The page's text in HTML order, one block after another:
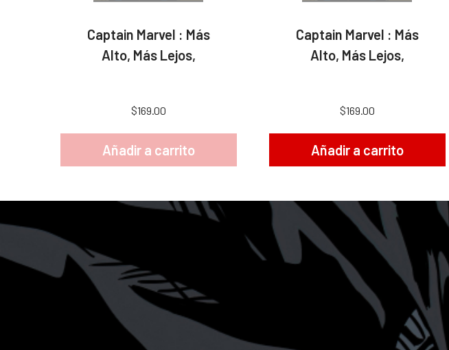
Captain Marvel : Más
Alto, Más Lejos,
$169.00
Añadir a carrito
Captain Marvel : Más
Alto, Más Lejos,
$169.00
Añadir a carrito